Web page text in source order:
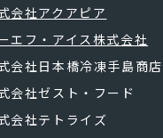
会社アクアピア
エフ・アイス株式会社
会社日本橋冷凍手島商店
会社ゼスト・フード
会社テトライズ